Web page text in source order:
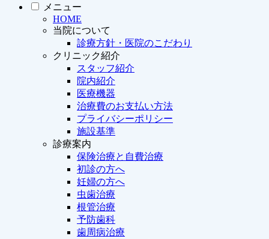
メニュー
HOME
当院について
診療方針・医院のこだわり
クリニック紹介
スタッフ紹介
院内紹介
医療機器
治療費のお支払い方法
プライバシーポリシー
施設基準
診療案内
保険治療と自費治療
初診の方へ
妊婦の方へ
虫歯治療
根管治療
予防歯科
歯周病治療